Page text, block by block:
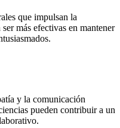
que impulsan la
más efectivas en mantener
y la comunicación
pueden contribuir a un